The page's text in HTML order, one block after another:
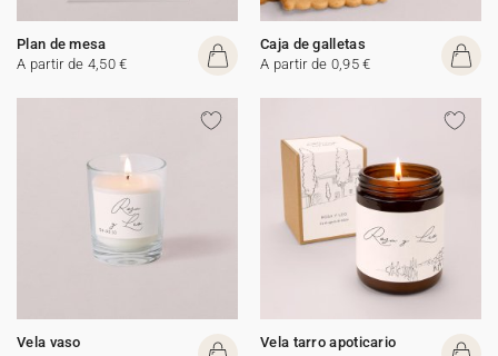
Plan de mesa
A partir de 4,50 €
Caja de galletas
A partir de 0,95 €
Vela vaso
Vela tarro apoticario